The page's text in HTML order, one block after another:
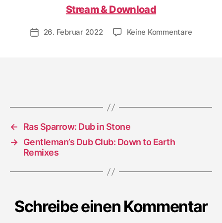
Stream & Download
Veröffentlichungsdatum
26. Februar 2022 Keine Kommentarezu
←
Ras Sparrow: Dub in Stone
→ Gentleman’s Dub Club: Down to Earth
Remixes
Schreibe einen Kommentar